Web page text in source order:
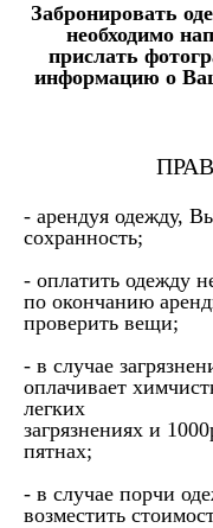
Забронировать
необходимо
прислать
информацию о
- арендуя одежду,
сохранность;
- оплатить одежду
по окончанию
проверить вещи;
- в случае
оплачивает
легких
загрязнениях и
пятнах;
- в случае порчи
возместить